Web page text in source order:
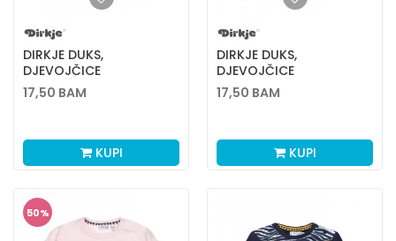
DIRKJE DUKS,
DJEVOJČICE
17,50 BAM
KUPI
DIRKJE DUKS,
DJEVOJČICE
17,50 BAM
KUPI
50%